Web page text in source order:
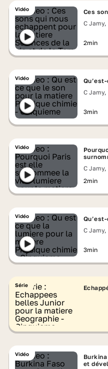
Vidéo
Ces
C
2min
Vidéo
C
3min
Vidéo
C
2min
Vidéo
C
3min
Série
Vidéo
et